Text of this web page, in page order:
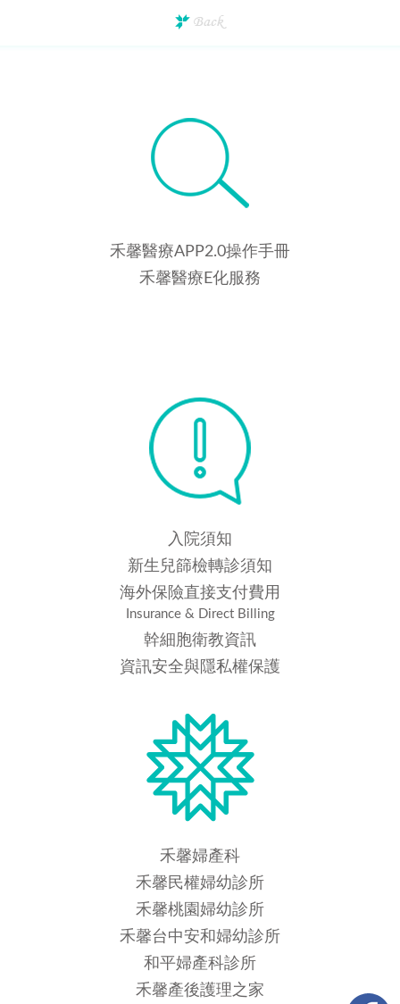
禾馨醫療APP2.0操作手冊
禾馨醫療E化服務
入院須知
新生兒篩檢轉診須知
海外保險直接支付費用
Insurance & Direct Billing
幹細胞衛教資訊
資訊安全與隱私權保護
禾馨婦產科
禾馨民權婦幼診所
禾馨桃園婦幼診所
禾馨台中安和婦幼診所
和平婦產科診所
禾馨產後護理之家